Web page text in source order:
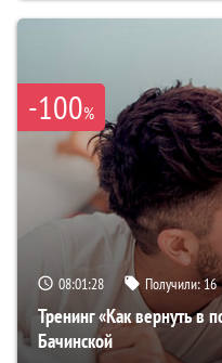
-100%
08:01:27 Получили:16
Тренинг «Как вернуть в
Бачинской